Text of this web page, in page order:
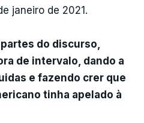
janeiro de 2021.
do discurso,
de intervalo, dando a
e fazendo crer que
tinha apelado à